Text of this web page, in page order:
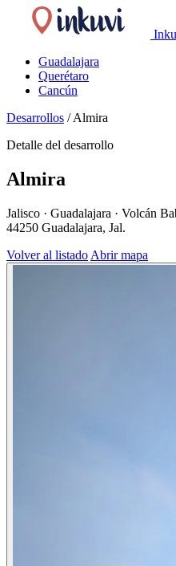
Guadalajara
Querétaro
Cancún
Desarrollos / Almira
Detalle del desarrollo
Almira
Jalisco · Guadalajara · Volcán
44250 Guadalajara, Jal.
Volver al listado Abrir mapa